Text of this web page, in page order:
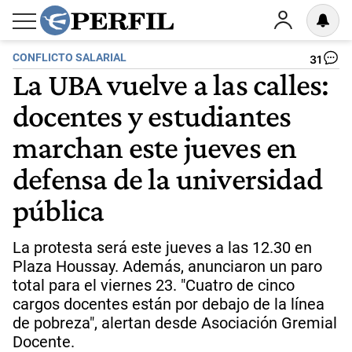
CONFLICTO SALARIAL 31
La UBA vuelve a las calles:
docentes y estudiantes
marchan este jueves en
defensa de la universidad
pública
La protesta será este jueves a las 12.30 en
Plaza Houssay. Además, anunciaron un paro
total para el viernes 23. "Cuatro de cinco
cargos docentes están por debajo de la línea
de pobreza", alertan desde Asociación Gremial
Docente.